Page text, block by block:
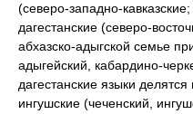
(северо-западно-
дагестанские (северо-
абхазско-адыгской семье
адыгейский, кабардино-
дагестанские языки
ингушские (чеченский,